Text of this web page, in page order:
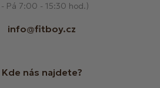
- Pá 7:00 - 15:30 hod.)
info@fitboy.cz
Kde nás najdete?